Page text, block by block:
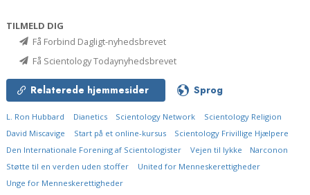
TILMELD DIG
Få Forbind Dagligt-nyhedsbrevet
Få Scientology Todaynyhedsbrevet
Relaterede hjemmesider Sprog
L. Ron Hubbard Dianetics Scientology Network
Scientology Religion
David Miscavige
Start på et online-kursus
Scientology Frivillige Hjælpere
Den Internationale Forening af Scientologister
Vejen til lykke
Narconon
Støtte til en verden uden stoffer
United for Menneskerettigheder
Unge for Menneskerettigheder